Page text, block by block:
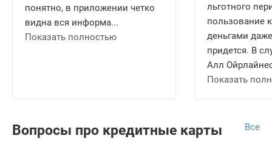
понятно, в приложении четко
видна вся информа...
Показать полностью
льготного
пользование
деньгами
придется. В
Алл
Показать
Вопросы про кредитные карты Все